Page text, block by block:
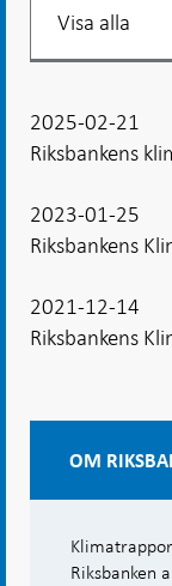
2025-02-21
Riksbankens
2023-01-25
Riksbankens
2021-12-14
Riksbankens
OM
Riksbanken